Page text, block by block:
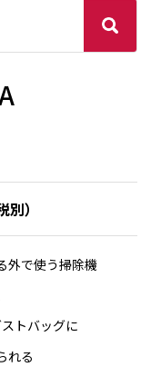
）
外で使う掃除機
トバッグに
れる